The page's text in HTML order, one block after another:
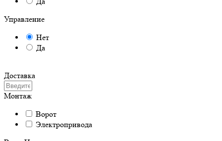
Управление
Нет
Да
Доставка
Монтаж
Ворот
Электропривода